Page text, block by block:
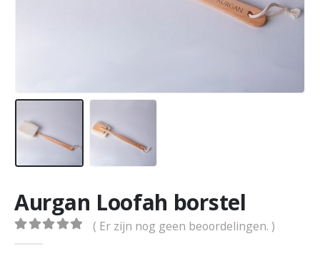
Aurgan Loofah borstel
0out of 5
( Er zijn nog geen beoordelingen. )